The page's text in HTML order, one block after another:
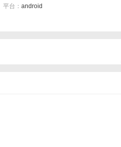
平台： android